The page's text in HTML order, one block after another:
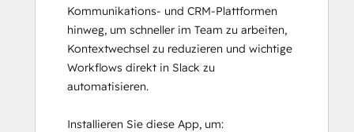
Kommunikations- und CRM-Plattformen
hinweg, um schneller im Team zu arbeiten,
Kontextwechsel zu reduzieren und wichtige
Workflows direkt in Slack zu
automatisieren.
Installieren Sie diese App, um: